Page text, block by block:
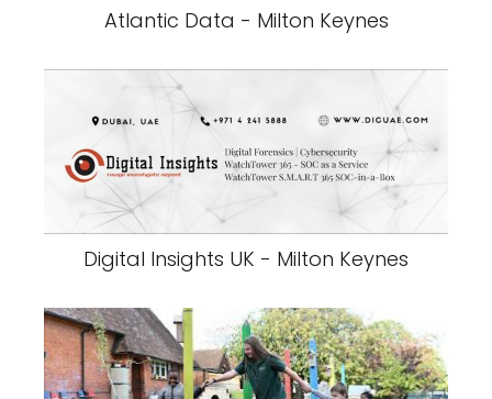
Atlantic Data - Milton Keynes
Digital Insights UK - Milton Keynes